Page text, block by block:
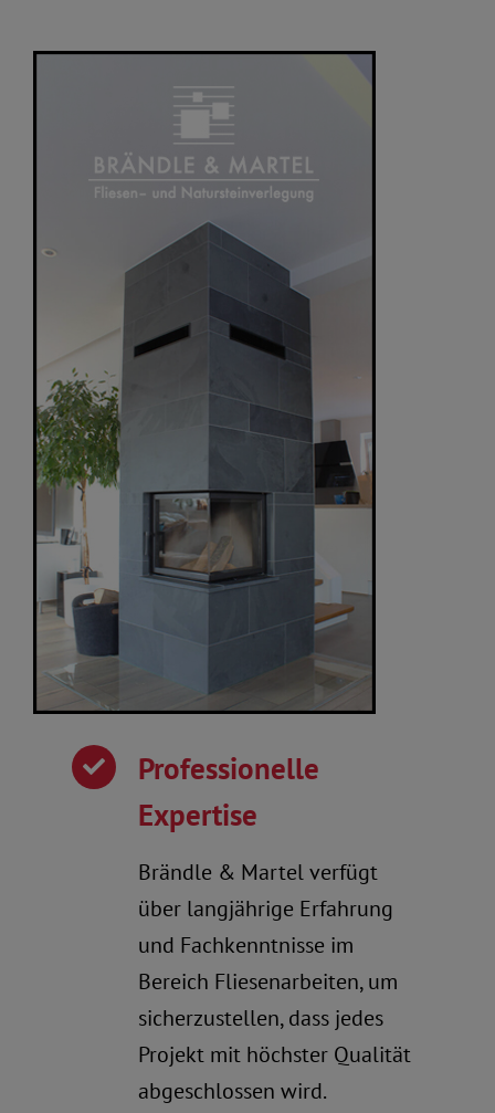
Professionelle
Expertise
Brändle & Martel verfügt
über langjährige Erfahrung
und Fachkenntnisse im
Bereich Fliesenarbeiten, um
sicherzustellen, dass jedes
Projekt mit höchster Qualität
abgeschlossen wird.